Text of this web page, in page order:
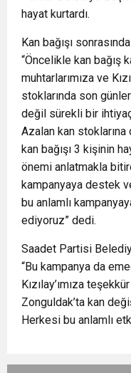
hayat kurtardı.
Kan bağışı
“Öncelikle kan bağış
muhtarlarımıza ve
stoklarında son
değil sürekli bir
Azalan kan
kan bağışı 3 kişinin
önemi anlatmakla
kampanyaya destek
bu anlamlı
ediyoruz” dedi.
Saadet Partisi
“Bu kampanya da
Kızılay’ımıza
Zonguldak’ta kan
Herkesi bu anlamlı